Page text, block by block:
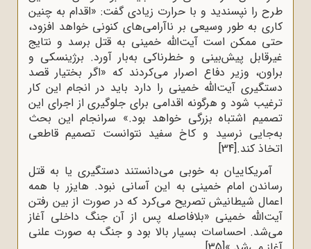
طرح‌ را نپسندید و با حرارت‌ زیادی‌ گفت‌: «اقدام‌ به‌ چنین‌
کاری‌ به‌ طور وسیعی‌ بر ناآرامی‌های‌ کنونی‌ خواهد افزود،
حتی ممکن است‌ آیت‌الله خمینی‌ به‌ قتل‌ برسد و نتایج‌
غیرقابل‌ پیش‌بینی‌ و خطرناکی ‌به‌بار آورد. برژینسکی‌ و
براون‌، وزیر دفاع‌ اصرار می‌کردند که «اگر بختیار قصد
دستگیری‌ آیت‌الله خمینی‌ را دارد باید در انجام‌ این‌ کار
ترغیب‌ شود و هرگونه‌ اقدامی ‌برای‌ جلوگیری‌ از اجرای‌ این‌
تصمیم‌ اشتباه‌ بزرگی‌ خواهد بود.» سرانجام‌ این‌ بحث‌
به‌جایی‌ نرسید و کاخ‌ سفید نتوانست‌ تصمیم‌ قاطعی‌
اتخاذ کند.[34]
آمریکاییان‌ به‌ خوبی‌ می‌دانستند دستگیری‌ یا به‌ قتل‌
رساندن‌ امام‌ خمینی‌ به‌ این ‌آسانی‌ نبود. هایزر با همه‌
اعمال‌ شیطانیش‌ تصریح‌ می‌کرد که‌ در صورت‌ از بین‌ رفتن
‌آیت‌الله خمینی «بلافاصله‌ پس‌ از آن‌ جنگ‌ داخلی‌ آغاز
می‌شد. احساسات‌ بسیار بالا بود و جنگ‌ به‌ صورت‌ علنی‌